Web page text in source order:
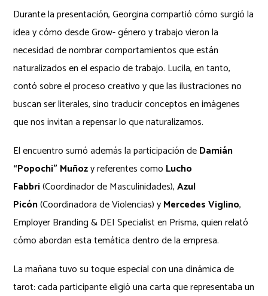
Durante la presentación, Georgina compartió cómo surgió la
idea y cómo desde Grow- género y trabajo vieron la
necesidad de nombrar comportamientos que están
naturalizados en el espacio de trabajo. Lucila, en tanto,
contó sobre el proceso creativo y que las ilustraciones no
buscan ser literales, sino traducir conceptos en imágenes
que nos invitan a repensar lo que naturalizamos.
El encuentro sumó además la participación deDamián
“Popochi” Muñozy referentes como Lucho
Fabbri(Coordinador de Masculinidades), Azul
Picón(Coordinadora de Violencias) yMercedes Viglino,
Employer Branding & DEI Specialist en Prisma, quien relató
cómo abordan esta temática dentro de la empresa.
La mañana tuvo su toque especial con una dinámica de
tarot: cada participante eligió una carta que representaba un